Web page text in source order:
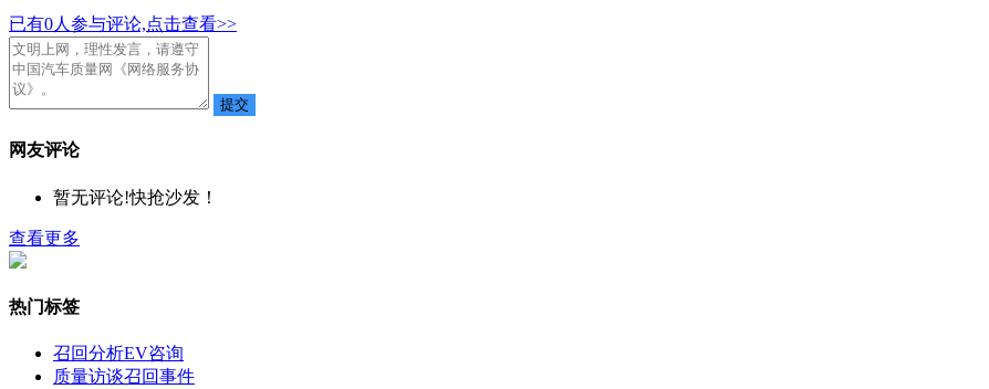
已有0人参与评论,点击查看>>
网友评论
暂无评论!快抢沙发！
查看更多
热门标签
召回分析EV咨询
质量访谈召回事件